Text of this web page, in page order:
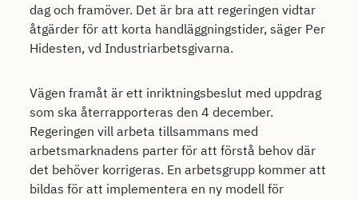
dag och framöver. Det är bra att regeringen vidtar
åtgärder för att korta handläggningstider, säger Per
Hidesten, vd Industriarbetsgivarna.
Vägen framåt är ett inriktningsbeslut med uppdrag
som ska återrapporteras den 4 december.
Regeringen vill arbeta tillsammans med
arbetsmarknadens parter för att förstå behov där
det behöver korrigeras. En arbetsgrupp kommer att
bildas för att implementera en ny modell för